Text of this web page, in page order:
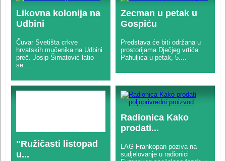
Likovna kolonija na
Udbini
Čuvar Svetišta crkve
hrvatskih mučenika na Udbini
preč. Josip Šimatović latio
se...
Zecman u petak u
Gospiću
Predstava će biti održana u
prostorijama Dječjeg vrtića
Pahuljica u petak, 5....
"Ružičasti listopad
u...
Radionica Kako
prodati...
LAG Frankopan poziva na
sudjelovanje u radionici